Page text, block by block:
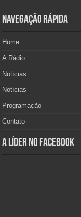
Navegação Rápida
Home
A Rádio
Notícias
Notícias
Programação
Contato
A Líder no Facebook